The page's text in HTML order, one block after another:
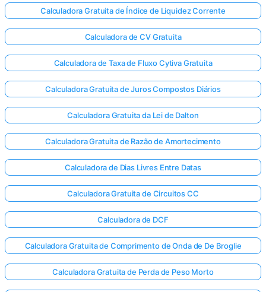
Calculadora Gratuita de Índice de Liquidez Corrente
Calculadora de CV Gratuita
Calculadora de Taxa de Fluxo Cytiva Gratuita
Calculadora Gratuita de Juros Compostos Diários
Calculadora Gratuita da Lei de Dalton
Calculadora Gratuita de Razão de Amortecimento
Calculadora de Dias Livres Entre Datas
Calculadora Gratuita de Circuitos CC
Calculadora de DCF
Calculadora Gratuita de Comprimento de Onda de De Broglie
Calculadora Gratuita de Perda de Peso Morto